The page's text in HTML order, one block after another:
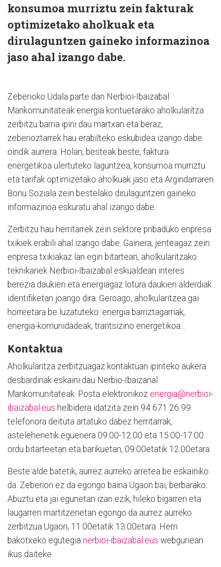
konsumoa murriztu zein fakturak
optimizetako aholkuak eta
dirulaguntzen gaineko informazinoa
jaso ahal izango dabe.
Zeberioko Udala parte dan Nerbioi-Ibaizabal
Mankomunitateak energia kontuetarako aholkularitza
zerbitzu barria ipini dau martxan eta beraz,
zeberioztarrek hau erabilteko eskubidea izango dabe
oindik aurrera. Holan, besteak beste, faktura
energetikoa ulertuteko laguntzea, konsumoa murriztu
eta tarifak optimizetako aholkuak jaso eta Argindarraren
Bonu Soziala zein bestelako dirulaguntzen gaineko
informazinoa eskuratu ahal izango dabe.
Zerbitzu hau herritarrek zein sektore pribaduko enpresa
txikiek erabili ahal izango dabe. Gainera, jenteagaz zein
enpresa txikiakaz lan egin bitartean, aholkularitzako
teknikariek Nerbioi-Ibaizabal eskualdean interes
berezia daukien eta energiagaz lotura daukien alderdiak
identifiketan joango dira. Geroago, aholkularitzea gai
horreetara be luzatuteko: energia barriztagarriak,
energia-komunidadeak, trantsizino energetikoa...
Kontaktua
Aholkularitza zerbitzuagaz kontaktuan ipinteko aukera
desbardinak eskaini dau Nerbio-Ibaizanal
Mankomunitateak. Posta elektronikoz energia@nerbioi-
ibaizabal.eus helbidera idatzita zein 94 671 26 99
telefonora deituta artatuko dabez herritarrak,
astelehenetik eguenera 09:00-12:00 eta 15:00-17:00
ordu bitarteetan eta barikuetan, 09:00etatik 12:00etara.
Beste alde batetik, aurrez aurreko arretea be eskainiko
da. Zeberion ez da egongo baina Ugaon bai, berbarako.
Abuztu eta jai egunetan izan ezik, hileko bigarren eta
laugarren martitzenetan egongo da aurrez aurreko
zerbitzua Ugaon, 11:00etatik 13:00etara. Herri
bakotxeko egutegia nerbioi-ibaizabal.eus webgunean
ikus daiteke.